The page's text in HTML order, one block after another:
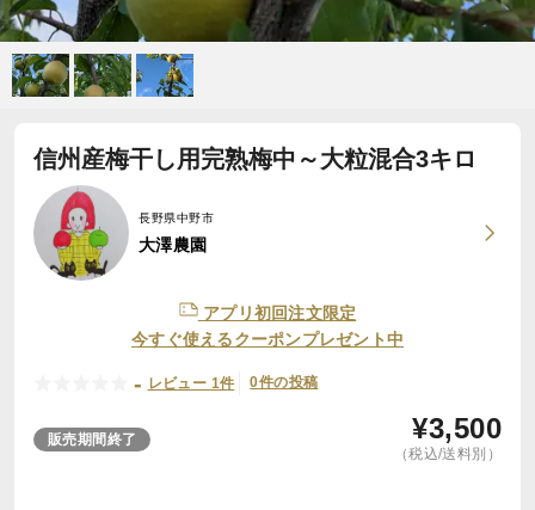
信州産梅干し用完熟梅中～大粒混合3キロ
長野県中野市
大澤農園
アプリ初回注文限定
今すぐ使えるクーポンプレゼント中
- レビュー 1件 0件の投稿
販売期間終了 ¥3,500
（税込/送料別）